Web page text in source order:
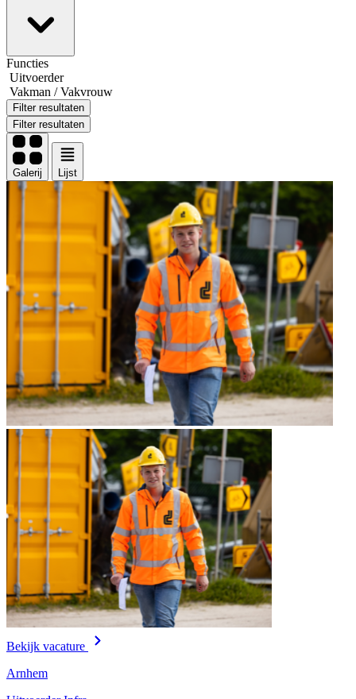
Functies
Uitvoerder
Vakman / Vakvrouw
Filter resultaten
Filter resultaten
Galerij Lijst
Bekijk vacature
Arnhem